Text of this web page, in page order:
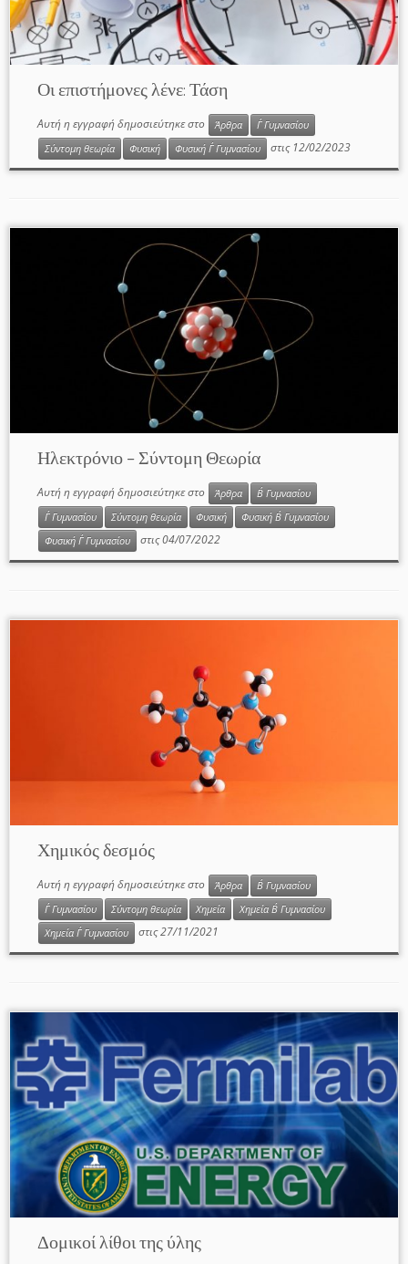
Οι επιστήμονες λένε: Τάση
Αυτή η εγγραφή δημοσιεύτηκε στο Άρθρα
Γ΄ Γυμνασίου
Σύντομη θεωρία
Φυσική Φυσική Γ΄ Γυμνασίου στις 12/02/2023
Ηλεκτρόνιο – Σύντομη Θεωρία
Αυτή η εγγραφή δημοσιεύτηκε στο Άρθρα
Β΄ Γυμνασίου
Γ΄ Γυμνασίου
Σύντομη θεωρία Φυσική
Φυσική Β΄ Γυμνασίου
Φυσική Γ΄ Γυμνασίου
στις04/07/2022
Χημικός δεσμός
Αυτή η εγγραφή δημοσιεύτηκε στο Άρθρα
Β΄ Γυμνασίου
Γ΄ Γυμνασίου
Σύντομη θεωρία Χημεία
Χημεία Β΄ Γυμνασίου
Χημεία Γ΄ Γυμνασίου
στις27/11/2021
Δομικοί λίθοι της ύλης